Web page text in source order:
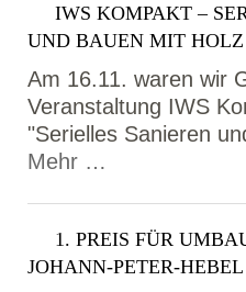
IWS KOMPAKT –
UND BAUEN MIT HOLZ
Am 16.11. waren wir
Veranstaltung IWS
"Serielles Sanieren
Mehr …
1. PREIS FÜR
JOHANN-PETER-